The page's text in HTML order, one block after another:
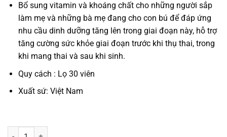
Bổ sung vitamin và khoáng chất cho những người sắp
làm mẹ và những bà mẹ đang cho con bú để đáp ứng
nhu cầu dinh dưỡng tăng lên trong giai đoạn này, hỗ trợ
tăng cường sức khỏe giai đoạn trước khi thụ thai, trong
khi mang thai và sau khi sinh.
Quy cách : Lọ 30 viên
Xuất sứ: Việt Nam
CQC PRENALEN - Viên Bổ Bà Bầu số lượng